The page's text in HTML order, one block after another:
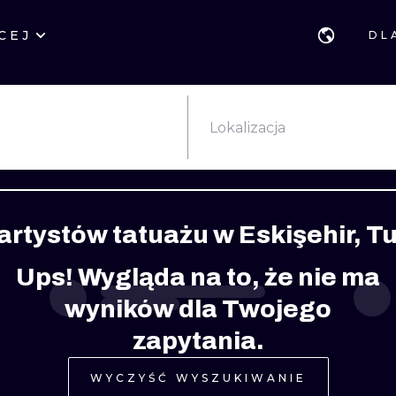
EDYNBURG
STYLE
KALIGRAFIA
NEW SCHOOL
BIOMECHANIKA NEO
TRIBAL IGNORANT
RYCINOWE KONTURY
KRESKÓWKOWE DOTWORK
Lokalizacja
tatuażu w Eskişehir,
Ups! Wygląda na to, że nie ma
wyników dla Twojego
zapytania.
WYCZYŚĆ WYSZUKIWANIE